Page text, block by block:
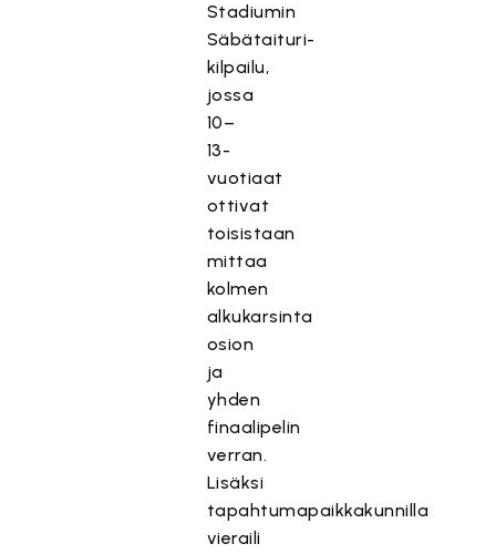
Stadiumin
Säbätaituri-
kilpailu,
jossa
10–
13-
vuotiaat
ottivat
toisistaan
mittaa
kolmen
alkukarsinta
osion
ja
yhden
finaalipelin
verran.
Lisäksi
tapahtumapaikkakunnilla
vieraili